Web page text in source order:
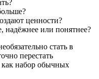
ценности?
надёжнее или понятнее?
стать в
перестать
набор обычных